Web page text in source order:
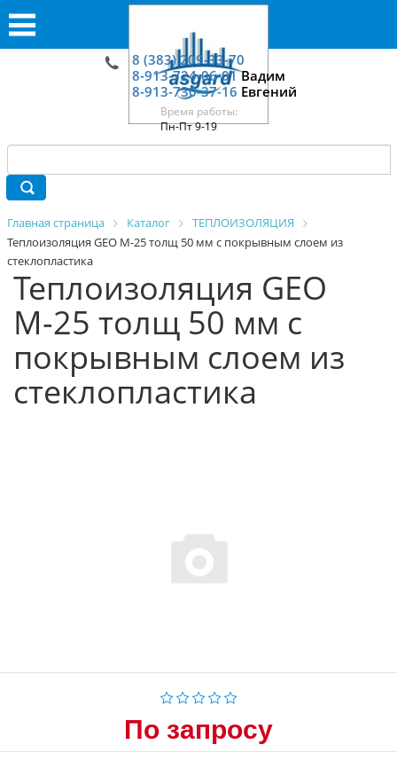
8 (383) 209-33-70
8-913-724-06-01Вадим
8-913-730-37-16 Евгений
Время работы:
Пн-Пт 9-19
Главная страница Каталог
ТЕПЛОИЗОЛЯЦИЯ
Теплоизоляция GEO М-25 толщ 50 мм с покрывным слоем из
стеклопластика
Теплоизоляция GEO
М-25 толщ 50 мм с
покрывным слоем из
стеклопластика
По запросу